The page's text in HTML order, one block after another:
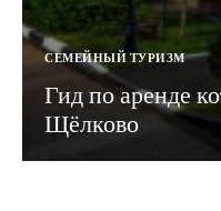
СЕМЕЙНЫЙ ТУРИЗМ
Гид по аренде
Щёлково